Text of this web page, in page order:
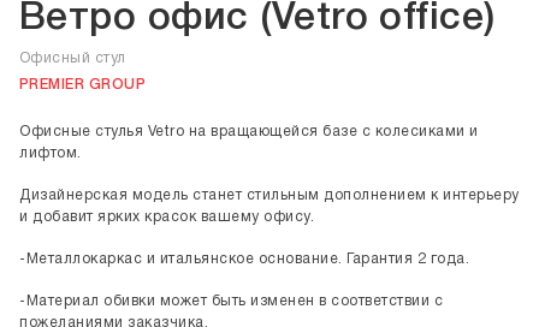
Ветро офис (Vetro office)
Офисный стул
PREMIER GROUP
Офисные стулья Vetro на вращающейся базе с колесиками и
лифтом.
Дизайнерская модель станет стильным дополнением к интерьеру
и добавит ярких красок вашему офису.
-Металлокаркас и итальянское основание. Гарантия 2 года.
-Материал обивки может быть изменен в соответствии с
пожеланиями заказчика.